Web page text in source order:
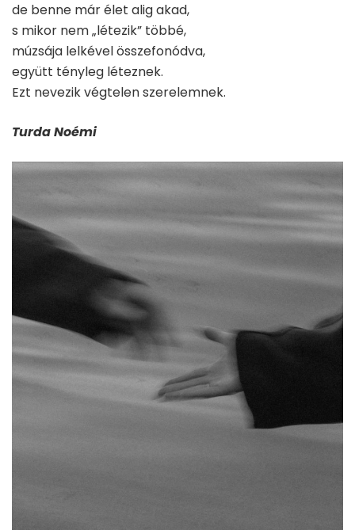
de benne már élet alig akad,
s mikor nem „létezik” többé,
múzsája lelkével összefonódva,
együtt tényleg léteznek.
Ezt nevezik végtelen szerelemnek.
Turda Noémi